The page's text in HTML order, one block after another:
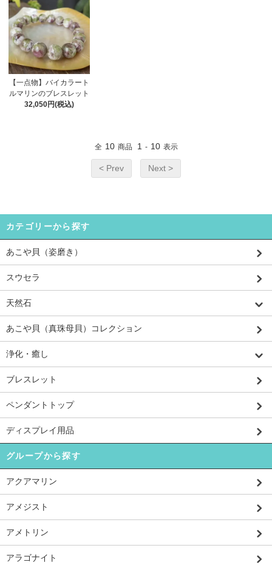
【一点物】バイカラート
ルマリンのブレスレット
32,050円(税込)
全 10 商品 1 - 10 表示
< Prev Next >
カテゴリーから探す
あこや貝（姿磨き）
スウセラ
天然石
あこや貝（真珠母貝）コレクション
浄化・癒し
ブレスレット
ペンダントトップ
ディスプレイ用品
グループから探す
アクアマリン
アメジスト
アメトリン
アラゴナイト